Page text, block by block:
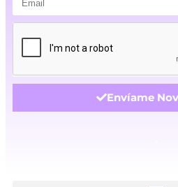
Envíame